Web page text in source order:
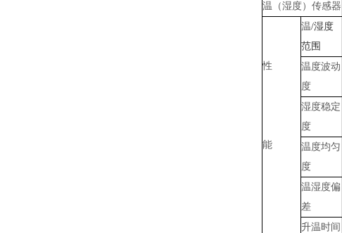
温（湿度）传感器
性
能
温/湿度
范围
温度波动
度
湿度稳定
度
温度均匀
度
温湿度偏
差
升温时间